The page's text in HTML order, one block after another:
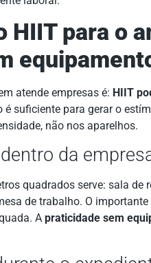
HIIT para o
atende empresas é: HIIT
suficiente para gerar o
não nos aparelhos.
da
quadrados serve: sala de
de trabalho. O
A praticidade sem